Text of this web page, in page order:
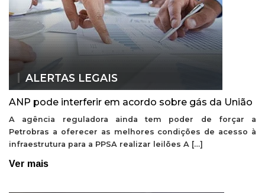
ALERTAS LEGAIS
ANP pode interferir em acordo sobre gás da União
A agência reguladora ainda tem poder de forçar a
Petrobras a oferecer as melhores condições de acesso à
infraestrutura para a PPSA realizar leilões A […]
Ver mais